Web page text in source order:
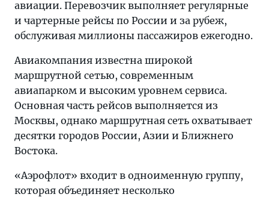
авиации. Перевозчик выполняет регулярные
и чартерные рейсы по России и за рубеж,
обслуживая миллионы пассажиров ежегодно.
Авиакомпания известна широкой
маршрутной сетью, современным
авиапарком и высоким уровнем сервиса.
Основная часть рейсов выполняется из
Москвы, однако маршрутная сеть охватывает
десятки городов России, Азии и Ближнего
Востока.
«Аэрофлот» входит в одноименную группу,
которая объединяет несколько